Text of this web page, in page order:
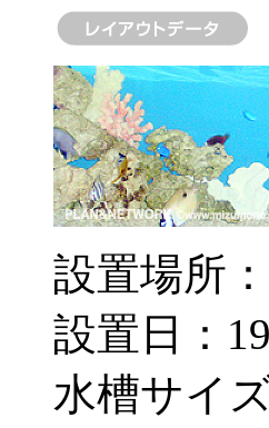
設置場所
設置日：
水槽サイ